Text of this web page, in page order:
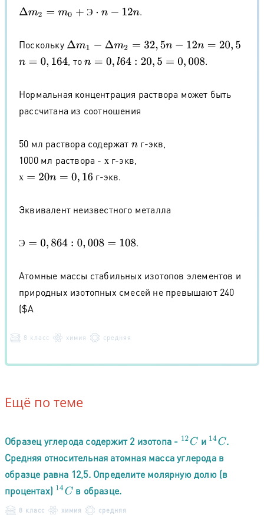
Э
Δm2= m0 +Э⋅n −12n .
Поскольку Δm1− Δm 2=32,5 n− 12n=20,5
n= 0,164 , тоn= 0,l 64:20,5 = 0,008 .
Нормальная концентрация раствора может быть
рассчитана из соотношения
50 мл раствора содержат n г-экв,
1000 мл раствора - х
хг-экв,
х
х =20 n=0,16 г-экв.
Эквивалент неизвестного металла
Э
Э =0, 864 :0,008 =108 .
Атомные массы стабильных изотопов элементов и
природных изотопных смесей не превышают 240
($A
8 класс химия средняя
Ещё по теме
Образец углерода содержит 2 изотопа - 12C и 14C.
Средняя относительная атомная масса углерода в
образце равна 12,5. Определите молярную долю (в
процентах) 14C в образце.
8 класс химия средняя